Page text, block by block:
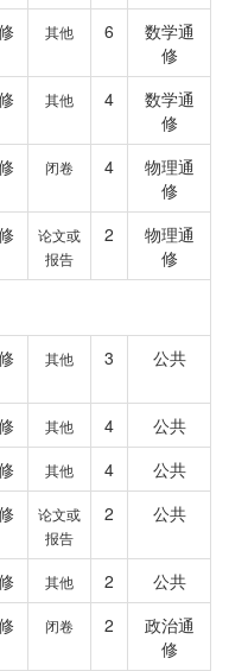
其他 6
数学通
修
其他 4
数学通
修
闭卷 4
物理通
修
论文或
报告
2
物理通
修
其他 3 公共
其他 4
公共
其他 4
公共
论文或
报告
2 公共
其他 2
公共
闭卷 2
政治通
修